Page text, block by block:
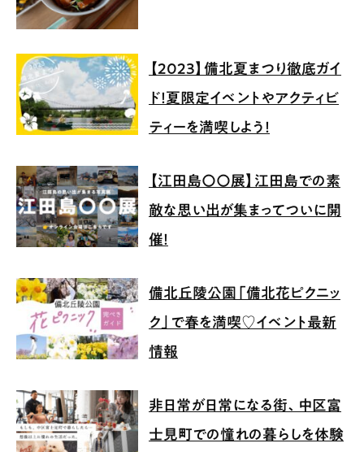
【2023】備北夏まつり徹底ガイ
ド！夏限定イベントやアクティビ
ティーを満喫しよう！
【江田島〇〇展】江田島での素
敵な思い出が集まってついに開
催！
備北丘陵公園「備北花ピクニッ
ク」で春を満喫♡イベント最新
情報
非日常が日常になる街、中区富
士見町での憧れの暮らしを体験